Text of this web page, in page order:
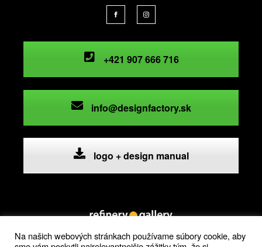
+421 907 666 716
info@designfactory.sk
logo + design manual
Na našich webových stránkach používame súbory cookie, aby